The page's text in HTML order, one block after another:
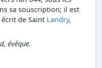
sa souscription; il est
de Saint Landry,
évêque.